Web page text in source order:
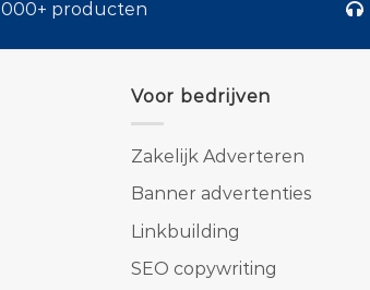
producten
Voor bedrijven
Zakelijk Adverteren
Banner advertenties
Linkbuilding
SEO copywriting